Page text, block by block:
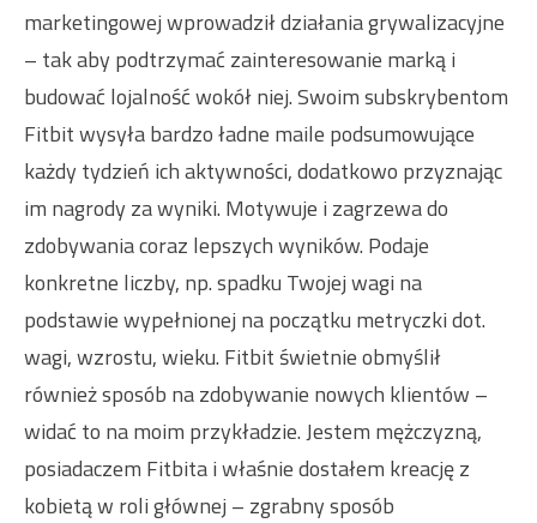
marketingowej wprowadził działania grywalizacyjne
– tak aby podtrzymać zainteresowanie marką i
budować lojalność wokół niej. Swoim subskrybentom
Fitbit wysyła bardzo ładne maile podsumowujące
każdy tydzień ich aktywności, dodatkowo przyznając
im nagrody za wyniki. Motywuje i zagrzewa do
zdobywania coraz lepszych wyników. Podaje
konkretne liczby, np. spadku Twojej wagi na
podstawie wypełnionej na początku metryczki dot.
wagi, wzrostu, wieku. Fitbit świetnie obmyślił
również sposób na zdobywanie nowych klientów –
widać to na moim przykładzie. Jestem mężczyzną,
posiadaczem Fitbita i właśnie dostałem kreację z
kobietą w roli głównej – zgrabny sposób